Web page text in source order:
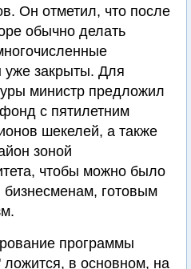
Он отметил, что после
обычно делать
уже закрыты. Для
министр предложил
с пятилетним
шекелей, а также
зоной
чтобы можно было
бизнесменам, готовым
программы
в основном, на